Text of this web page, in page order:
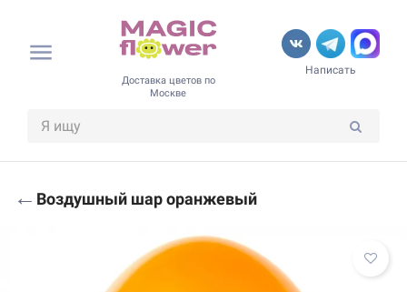
Доставка цветов по
Москве
Написать
← Воздушный шар оранжевый